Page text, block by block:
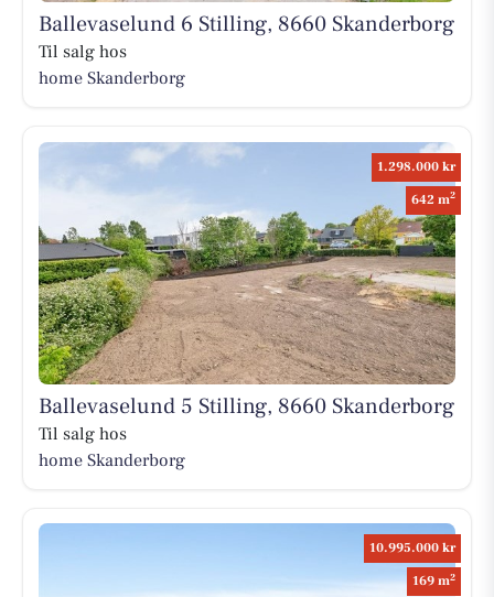
Ballevaselund 6 Stilling, 8660 Skanderborg
Til salg hos
home Skanderborg
1.298.000 kr
642 m2
Ballevaselund 5 Stilling, 8660 Skanderborg
Til salg hos
home Skanderborg
10.995.000 kr
169 m2